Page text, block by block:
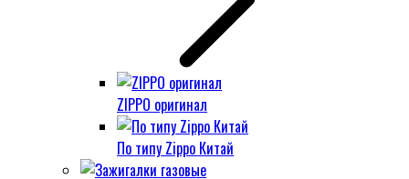
ZIPPO оригинал
По типу Zippo Китай